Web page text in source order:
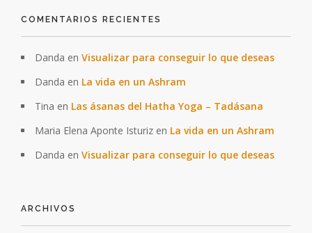
COMENTARIOS RECIENTES
Danda en Visualizar para conseguir lo que deseas
Danda en La vida en un Ashram
Tina en Las ásanas del Hatha Yoga – Tadásana
Maria Elena Aponte Isturiz en La vida en un Ashram
Danda en Visualizar para conseguir lo que deseas
ARCHIVOS